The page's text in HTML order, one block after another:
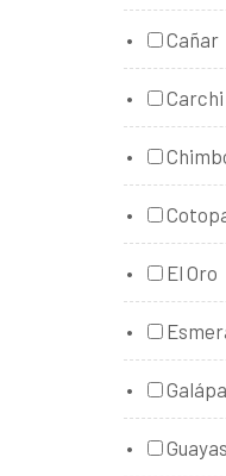
Cañar
Carchi
El Oro
Guayas